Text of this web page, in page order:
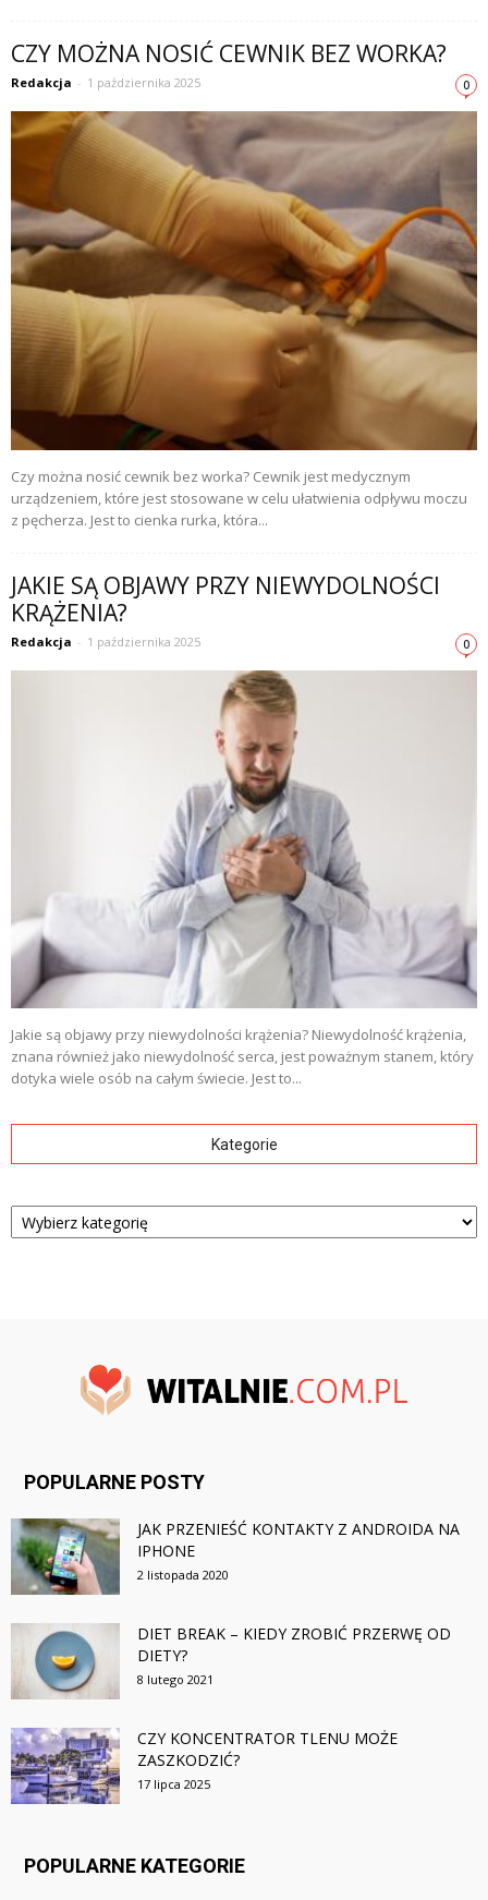
CZY MOŻNA NOSIĆ CEWNIK BEZ WORKA?
Redakcja - 1 października 2025 0
Czy można nosić cewnik bez worka? Cewnik jest medycznym
urządzeniem, które jest stosowane w celu ułatwienia odpływu moczu
z pęcherza. Jest to cienka rurka, która...
JAKIE SĄ OBJAWY PRZY NIEWYDOLNOŚCI
KRĄŻENIA?
Redakcja - 1 października 2025 0
Jakie są objawy przy niewydolności krążenia? Niewydolność krążenia,
znana również jako niewydolność serca, jest poważnym stanem, który
dotyka wiele osób na całym świecie. Jest to...
Kategorie
Kategorie
POPULARNE POSTY
JAK PRZENIEŚĆ KONTAKTY Z ANDROIDA NA
IPHONE
2 listopada 2020
DIET BREAK – KIEDY ZROBIĆ PRZERWĘ OD
DIETY?
8 lutego 2021
CZY KONCENTRATOR TLENU MOŻE
ZASZKODZIĆ?
17 lipca 2025
POPULARNE KATEGORIE